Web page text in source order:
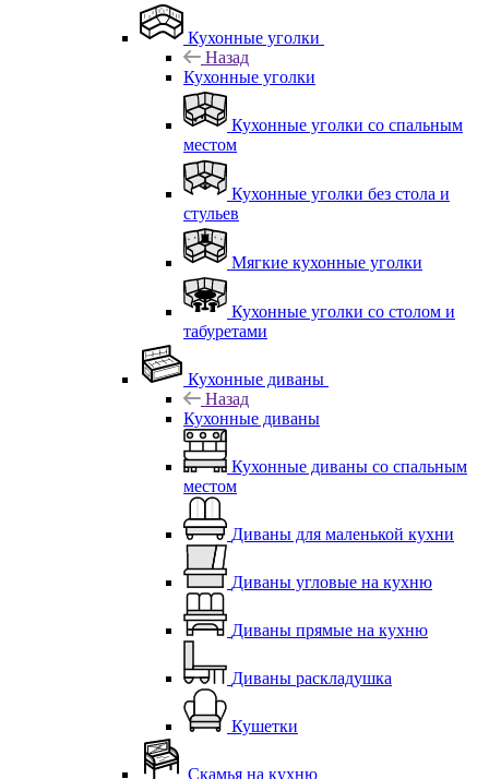
Кухонные уголки
Назад
Кухонные уголки
Кухонные уголки со спальным
местом
Кухонные уголки без стола и
стульев
Мягкие кухонные уголки
Кухонные уголки со столом и
табуретами
Кухонные диваны
Назад
Кухонные диваны
Кухонные диваны со спальным
местом
Диваны для маленькой кухни
Диваны угловые на кухню
Диваны прямые на кухню
Диваны раскладушка
Кушетки
Скамья на кухню